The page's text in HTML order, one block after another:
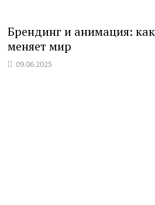
Брендинг и анимация:
меняет мир
09.06.2025